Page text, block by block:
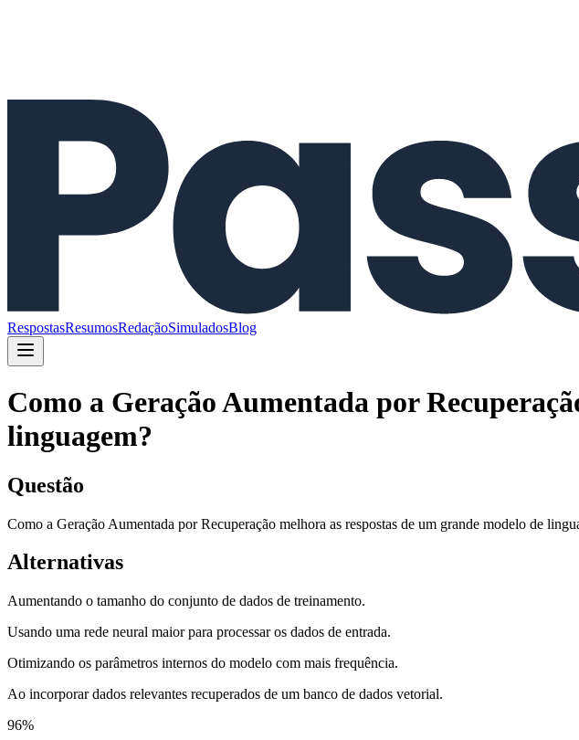
RespostasResumosRedaçãoSimuladosBlog
Como a Geração Aumentada por
linguagem?
Questão
Como a Geração Aumentada por Recuperação melhora as respostas de um grande modelo de
Alternativas
Aumentando o tamanho do conjunto de dados de treinamento.
Usando uma rede neural maior para processar os dados de entrada.
Otimizando os parâmetros internos do modelo com mais frequência.
Ao incorporar dados relevantes recuperados de um banco de dados vetorial.
96%